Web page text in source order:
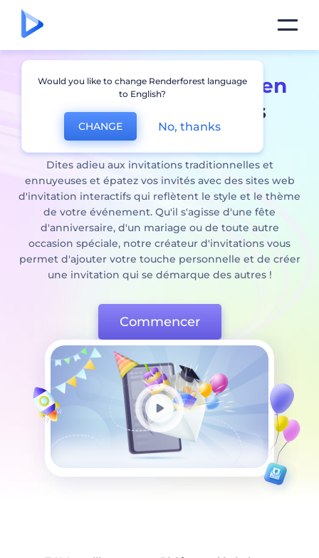
Créateur d'invitations en
lignepour toutes les
occasions
Dites adieu aux invitations traditionnelles et
ennuyeuses et épatez vos invités avec des sites web
d'invitation interactifs qui reflètent le style et le thème
de votre événement. Qu'il s'agisse d'une fête
d'anniversaire, d'un mariage ou de toute autre
occasion spéciale, notre créateur d'invitations vous
permet d'ajouter votre touche personnelle et de créer
une invitation qui se démarque des autres !
Commencer
Would you like to change Renderforest language
to English?
CHANGE No, thanks